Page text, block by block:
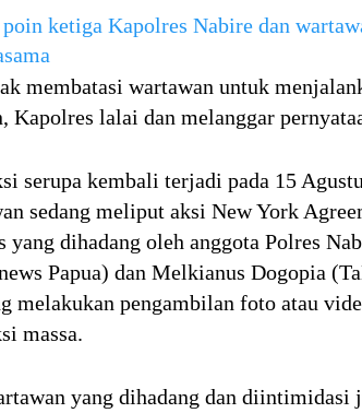
ketiga Kapolres Nabire dan
membatasi wartawan untuk
Kapolres lalai dan melanggar
serupa kembali terjadi pada 15
sedang meliput aksi New York
yang dihadang oleh anggota Polres
Papua) dan Melkianus Dogopia
melakukan pengambilan foto atau
massa.
yang dihadang dan diintimidasi